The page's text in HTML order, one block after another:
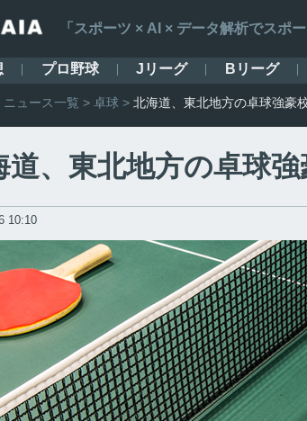
「スポーツ × AI × データ解析でスポ
プロ野球 Jリーグ Bリーグ
ニュース一覧 > 卓球 > 北海道、東北地方の卓球強豪
道、東北地方の卓球強
10:10